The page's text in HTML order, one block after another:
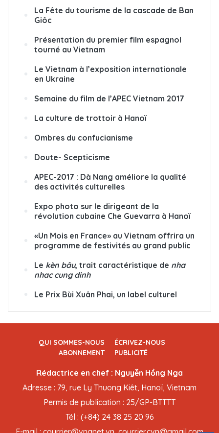
La Fête du tourisme de la cascade de Ban
Giôc
Présentation du premier film espagnol
tourné au Vietnam
Le Vietnam à l’exposition internationale
en Ukraine
Semaine du film de l’APEC Vietnam 2017
La culture de trottoir à Hanoï
Ombres du confucianisme
Doute- Scepticisme
APEC-2017 : Dà Nang améliore la qualité
des activités culturelles
Expo photo sur le dirigeant de la
révolution cubaine Che Guevarra à Hanoï
«Un Mois en France» au Vietnam offrira un
programme de festivités au grand public
Le kèn bâu, trait caractéristique de nha
nhac cung dinh
Le Prix Bùi Xuân Phai, un label culturel
QUI SOMMES-NOUS
ÉCRIVEZ-NOUS
ABONNEMENT
PUBLICITÉ
Rédactrice en chef : Nguyễn Hồng Nga
Adresse : 79, rue Ly Thuong Kiêt, Hanoï, Vietnam
Permis de publication : 25/GP-BTTTT
Tél : (+84) 24 38 25 20 96